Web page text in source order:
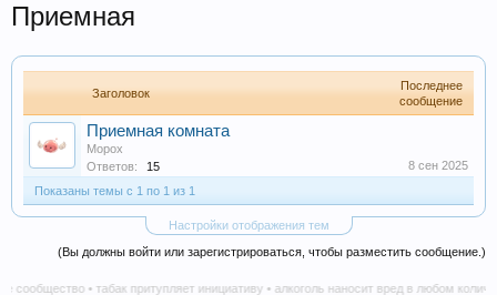
Приемная
Заголовок
Последнее
сообщение
Приемная комната
Морох
Ответов:
15
8 сен 2025
Показаны темы с 1 по 1 из 1
Настройки отображения тем
(Вы должны войти или зарегистрироваться, чтобы разместить сообщение.)
• табак притупляет инициативу • алкоголь наносит вред в любом